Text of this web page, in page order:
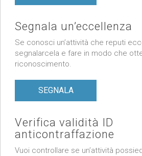
Segnala un’eccellenza
Se conosci un’attività che reputi
segnalarcela e fare in modo che
riconoscimento.
SEGNALA
Verifica validità ID
anticontraffazione
Vuoi controllare se un’attività